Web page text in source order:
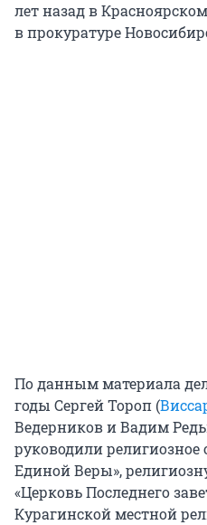
лет назад в
в прокуратуре
По данным материала
годы Сергей Тороп (
Ведерников и Вадим
руководили
Единой Веры»,
«Церковь Последнего
Курагинской местной